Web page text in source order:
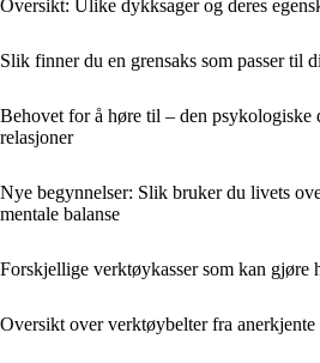
Oversikt: Ulike dykksager og deres
Slik finner du en grensaks som passer til
Behovet for å høre til – den psykologiske
relasjoner
Nye begynnelser: Slik bruker du livets
mentale balanse
Forskjellige verktøykasser som kan gjøre
Oversikt over verktøybelter fra anerkjente